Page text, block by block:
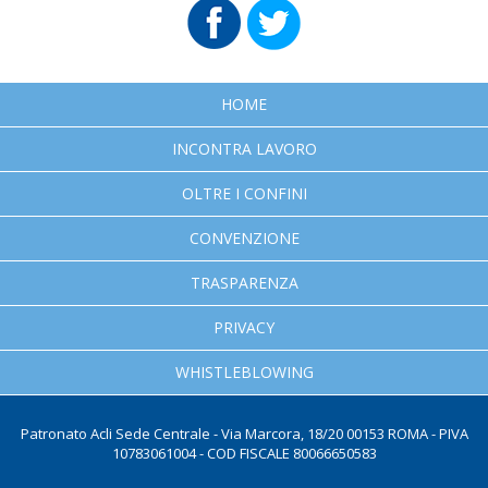
HOME
INCONTRA LAVORO
OLTRE I CONFINI
CONVENZIONE
TRASPARENZA
PRIVACY
WHISTLEBLOWING
Patronato Acli Sede Centrale - Via Marcora, 18/20 00153 ROMA - PIVA
10783061004 - COD FISCALE 80066650583